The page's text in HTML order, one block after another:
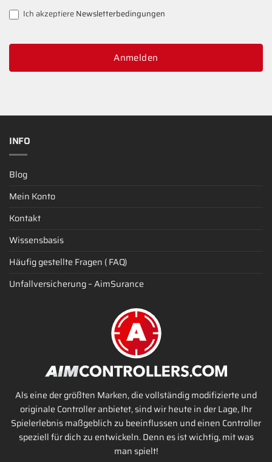
Ich akzeptiereNewsletterbedingungen
Anmelden
INFO
Blog
Mein Konto
Kontakt
Wissensbasis
Häufig gestellte Fragen ( FAQ)
Unfallversicherung – AimSurance
Als eine der größten Marken, die vollständig modifizierte und
originale Controller anbietet, sind wir heute in der Lage, Ihr
Spielerlebnis maßgeblich zu beeinflussen und einen Controller
speziell für dich zu entwickeln. Denn es ist wichtig, mit was
man spielt!